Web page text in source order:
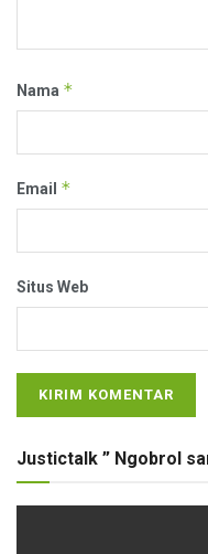
Nama *
Email *
Situs Web
Justictalk ” Ngobrol